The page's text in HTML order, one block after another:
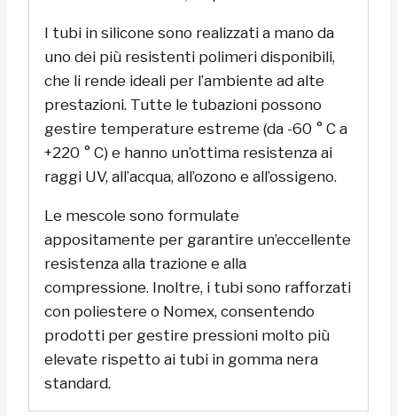
I tubi in silicone sono realizzati a mano da
uno dei più resistenti polimeri disponibili,
che li rende ideali per l’ambiente ad alte
prestazioni. Tutte le tubazioni possono
gestire temperature estreme (da -60 ° C a
+220 ° C) e hanno un’ottima resistenza ai
raggi UV, all’acqua, all’ozono e all’ossigeno.
Le mescole sono formulate
appositamente per garantire un’eccellente
resistenza alla trazione e alla
compressione. Inoltre, i tubi sono rafforzati
con poliestere o Nomex, consentendo
prodotti per gestire pressioni molto più
elevate rispetto ai tubi in gomma nera
standard.